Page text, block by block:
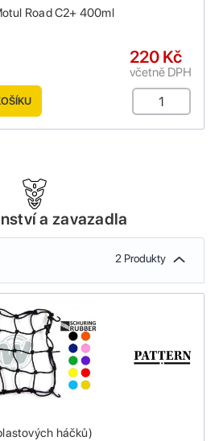
Road C2+ 400ml
220 Kč
včetně DPH
a zavazadla
2 Produkty
háčků)